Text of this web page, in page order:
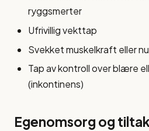
ryggsmerter
Ufrivillig vekttap
Svekket muskelkraft eller
Tap av kontroll over blære
(inkontinens)
Egenomsorg og tiltak